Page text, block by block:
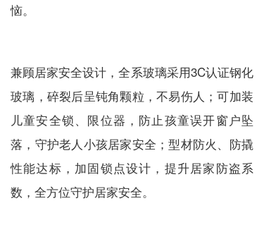
恼。
兼顾居家安全设计，全系玻璃采用3C认证钢化
玻璃，碎裂后呈钝角颗粒，不易伤人；可加装
儿童安全锁、限位器，防止孩童误开窗户坠
落，守护老人小孩居家安全；型材防火、防撬
性能达标，加固锁点设计，提升居家防盗系
数，全方位守护居家安全。